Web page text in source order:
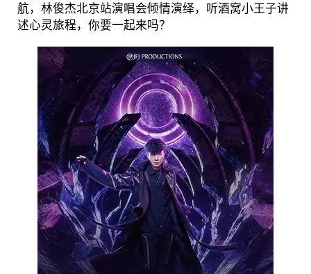
航，林俊杰北京站演唱会倾情演绎，听酒窝小王子讲
述心灵旅程，你要一起来吗？